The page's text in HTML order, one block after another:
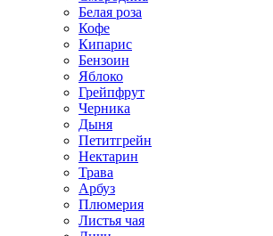
Белая роза
Кофе
Кипарис
Бензоин
Яблоко
Грейпфрут
Черника
Дыня
Петитгрейн
Нектарин
Трава
Арбуз
Плюмерия
Листья чая